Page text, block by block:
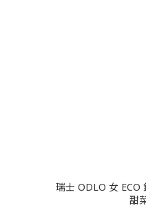
瑞士 ODLO 女 ECO
甜